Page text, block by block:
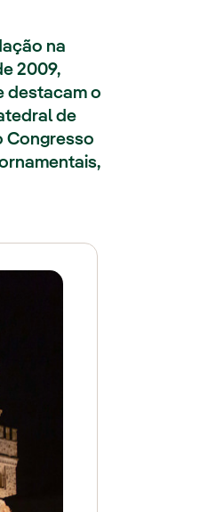
na
2009,
destacam o
de
Congresso